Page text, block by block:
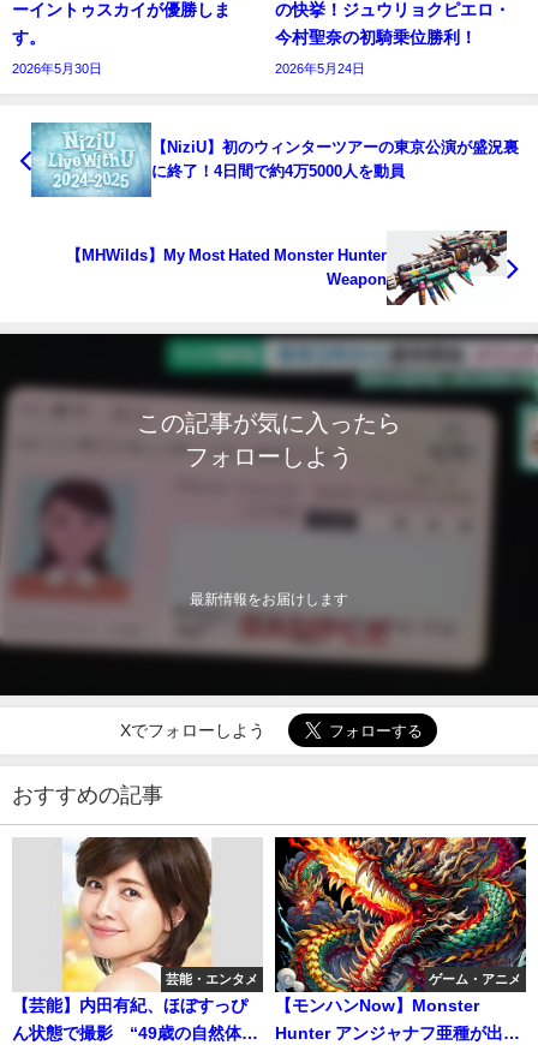
ーイントゥスカイが優勝しま
す。
2026年5月30日
の快挙！ジュウリョクピエロ・
今村聖奈の初騎乗位勝利！
2026年5月24日
【NiziU】初のウィンターツアーの東京公演が盛況裏
に終了！4日間で約4万5000人を動員
【MHWilds】My Most Hated Monster Hunter
Weapon
この記事が気に入ったら
フォローしよう
最新情報をお届けします
Xでフォローしよう
おすすめの記事
芸能・エンタメ
【芸能】内田有紀、ほぼすっぴ
ん状態で撮影 “49歳の自然体の
ゲーム・アニメ
【モンハンNow】Monster
Hunter アンジャナフ亜種が出